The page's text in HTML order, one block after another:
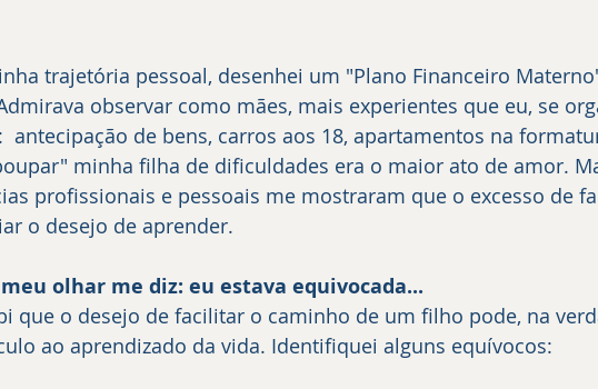
trajetória pessoal, desenhei um "Plano Financeiro
observar como mães, mais experientes que eu, se
antecipação de bens, carros aos 18, apartamentos na
minha filha de dificuldades era o maior ato de amor.
profissionais e pessoais me mostraram que o excesso de
o desejo de aprender.
olhar me diz: eu estava equivocada...
que o desejo de facilitar o caminho de um filho pode, na
ao aprendizado da vida. Identifiquei alguns equívocos: